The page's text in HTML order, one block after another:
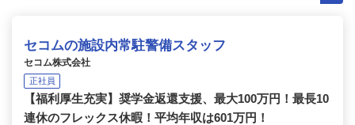
セコムの施設内常駐警備スタッフ
セコム株式会社
正社員
【福利厚生充実】奨学金返還支援、最大100万円！最長10
連休のフレックス休暇！平均年収は601万円！